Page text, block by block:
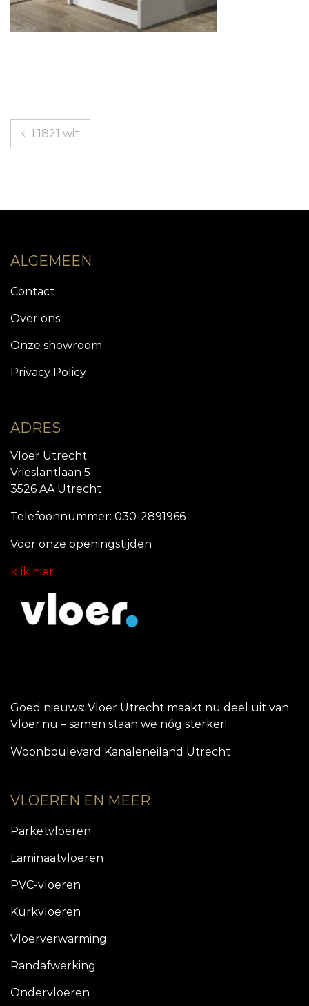
Bericht
navigatie
L1821 wit
ALGEMEEN
Contact
Over ons
Onze showroom
Privacy Policy
ADRES
Vloer Utrecht
Vrieslantlaan 5
3526 AA Utrecht
Telefoonnummer: 030-2891966
Voor onze openingstijden
klik hier
Goed nieuws: Vloer Utrecht maakt nu deel uit van
Vloer.nu – samen staan we nóg sterker!
Woonboulevard Kanaleneiland Utrecht
VLOEREN EN MEER
Parketvloeren
Laminaatvloeren
PVC-vloeren
Kurkvloeren
Vloerverwarming
Randafwerking
Ondervloeren